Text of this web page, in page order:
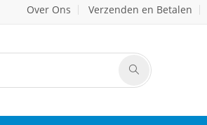
Over Ons Verzenden en Betalen